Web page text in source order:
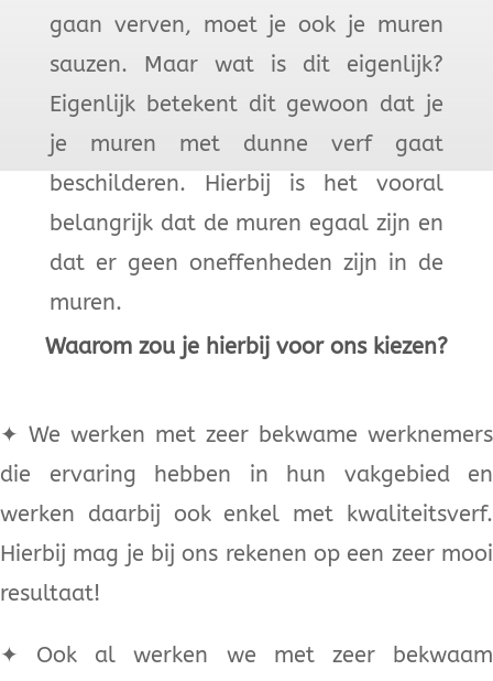
gaan verven, moet je ook je muren
sauzen. Maar wat is dit eigenlijk?
Eigenlijk betekent dit gewoon dat je
je muren met dunne verf gaat
beschilderen. Hierbij is het vooral
belangrijk dat de muren egaal zijn en
dat er geen oneffenheden zijn in de
muren.
Waarom zou je hierbij voor ons kiezen?
✦ We werken met zeer bekwame werknemers
die ervaring hebben in hun vakgebied en
werken daarbij ook enkel met kwaliteitsverf.
Hierbij mag je bij ons rekenen op een zeer mooi
resultaat!
✦ Ook al werken we met zeer bekwaam